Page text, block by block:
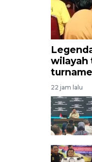
wilayah
22 jam lalu